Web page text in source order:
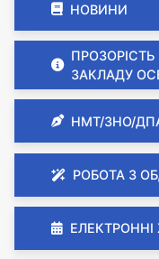
НОВИНИ
ПРОЗОРІСТЬ
ЗАКЛАДУ
НМТ/ЗНО/
РОБОТА З